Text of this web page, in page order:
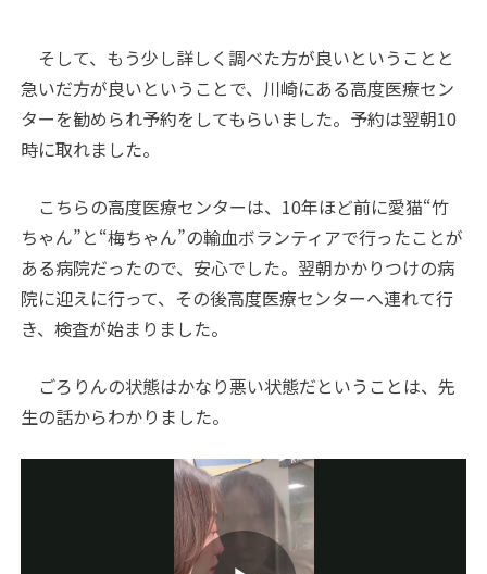
そして、もう少し詳しく調べた方が良いということと
急いだ方が良いということで、川崎にある高度医療セン
ターを勧められ予約をしてもらいました。予約は翌朝10
時に取れました。
こちらの高度医療センターは、10年ほど前に愛猫“竹
ちゃん”と“梅ちゃん”の輸血ボランティアで行ったことが
ある病院だったので、安心でした。翌朝かかりつけの病
院に迎えに行って、その後高度医療センターへ連れて行
き、検査が始まりました。
ごろりんの状態はかなり悪い状態だということは、先
生の話からわかりました。